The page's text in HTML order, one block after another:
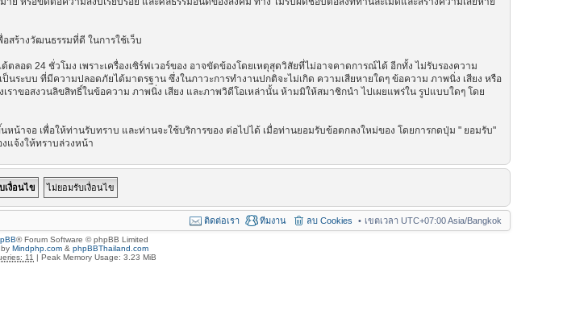
สร้างวัฒนธรรมที่ดี ในการใช้เว็บ
ลอด 24 ชั่วโมง เพราะเครื่องเซิร์ฟเวอร์ของ อาจขัดข้องโดยเหตุสุดวิสัยที่ไม่อาจคาดการณ์ได้ อีกทั้ง ไม่รับรองความ
นระบบ ที่มีความปลอดภัยได้มาตรฐาน ซึ่งในภาวะการทำงานปกติจะไม่เกิด ความเสียหายใดๆ ข้อความ ภาพนิ่ง เสียง หรือ
าขอสงวนลิขสิทธิ์ในข้อความ ภาพนิ่ง เสียง และภาพวิดีโอเหล่านั้น ห้ามมิให้สมาชิกนำ ไปเผยแพร่ใน รูปแบบใดๆ โดย
น้าจอ เพื่อให้ท่านรับทราบ และท่านจะใช้บริการของ ต่อไปได้ เมื่อท่านยอมรับข้อตกลงใหม่ของ โดยการกดปุ่ม " ยอมรับ"
แจ้งให้ทราบล่วงหน้า
เขตเวลา UTC+07:00 Asia/Bangkok
ลบ Cookies
ทีมงาน
ติดต่อเรา
® Forum Software © phpBB Limited
Mindphp.com& phpBBThailand.com
11 | Peak Memory Usage: 3.23 MiB